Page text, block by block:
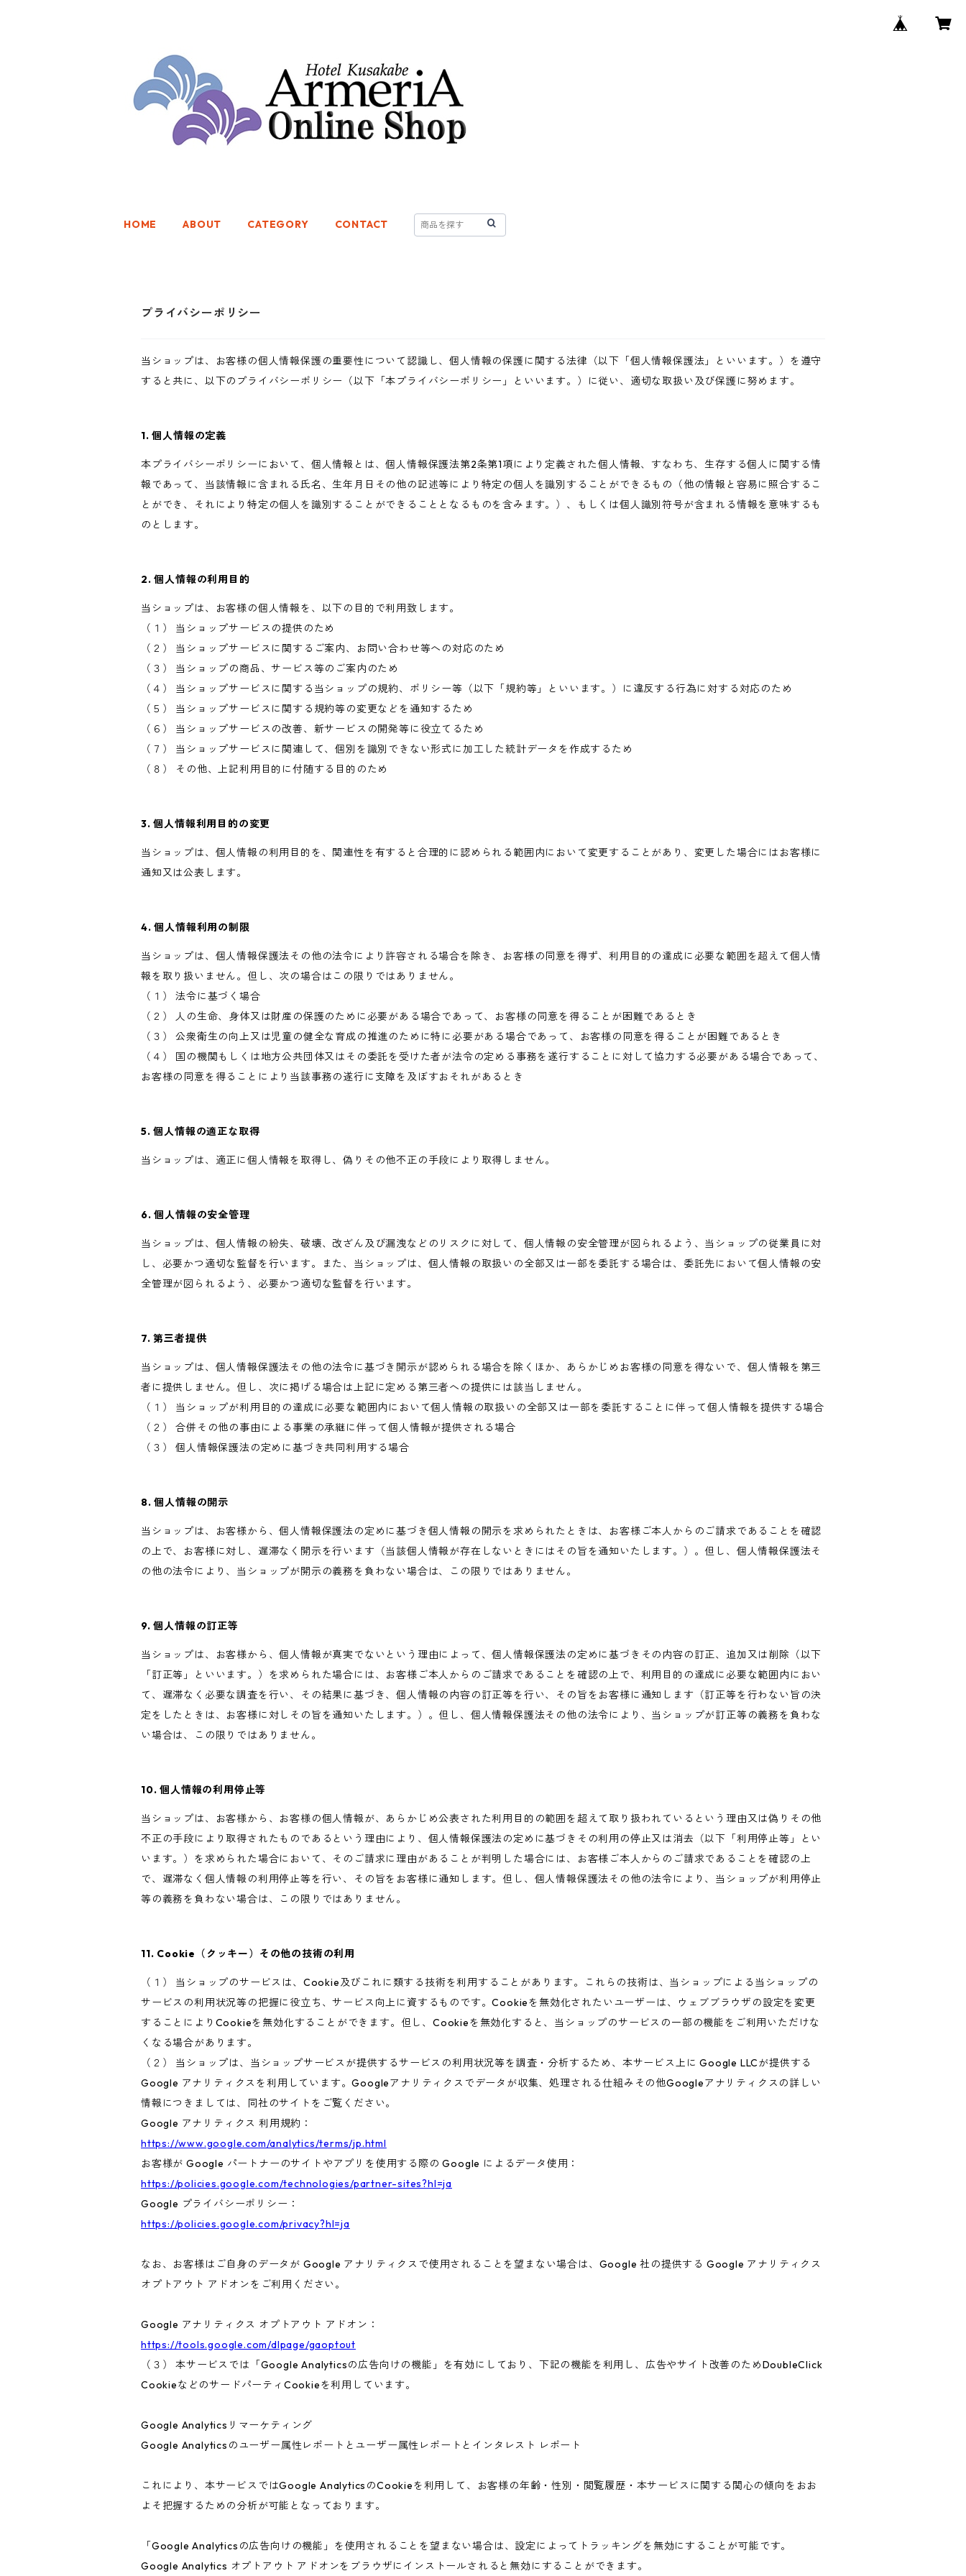
HOME ABOUT CATEGORY CONTACT
プライバシーポリシー
当ショップは、お客様の個人情報保護の重要性について認識し、個人情報の保護に関する法律（以下「個人情報保護法」といいます。）を遵守
すると共に、以下のプライバシーポリシー（以下「本プライバシーポリシー」といいます。）に従い、適切な取扱い及び保護に努めます。
1. 個人情報の定義
本プライバシーポリシーにおいて、個人情報とは、個人情報保護法第2条第1項により定義された個人情報、すなわち、生存する個人に関する情
報であって、当該情報に含まれる氏名、生年月日その他の記述等により特定の個人を識別することができるもの（他の情報と容易に照合するこ
とができ、それにより特定の個人を識別することができることとなるものを含みます。）、もしくは個人識別符号が含まれる情報を意味するも
のとします。
2. 個人情報の利用目的
当ショップは、お客様の個人情報を、以下の目的で利用致します。
（１） 当ショップサービスの提供のため
（２） 当ショップサービスに関するご案内、お問い合わせ等への対応のため
（３） 当ショップの商品、サービス等のご案内のため
（４） 当ショップサービスに関する当ショップの規約、ポリシー等（以下「規約等」といいます。）に違反する行為に対する対応のため
（５） 当ショップサービスに関する規約等の変更などを通知するため
（６） 当ショップサービスの改善、新サービスの開発等に役立てるため
（７） 当ショップサービスに関連して、個別を識別できない形式に加工した統計データを作成するため
（８） その他、上記利用目的に付随する目的のため
3. 個人情報利用目的の変更
当ショップは、個人情報の利用目的を、関連性を有すると合理的に認められる範囲内において変更することがあり、変更した場合にはお客様に
通知又は公表します。
4. 個人情報利用の制限
当ショップは、個人情報保護法その他の法令により許容される場合を除き、お客様の同意を得ず、利用目的の達成に必要な範囲を超えて個人情
報を取り扱いません。但し、次の場合はこの限りではありません。
（１） 法令に基づく場合
（２） 人の生命、身体又は財産の保護のために必要がある場合であって、お客様の同意を得ることが困難であるとき
（３） 公衆衛生の向上又は児童の健全な育成の推進のために特に必要がある場合であって、お客様の同意を得ることが困難であるとき
（４） 国の機関もしくは地方公共団体又はその委託を受けた者が法令の定める事務を遂行することに対して協力する必要がある場合であって、
お客様の同意を得ることにより当該事務の遂行に支障を及ぼすおそれがあるとき
5. 個人情報の適正な取得
当ショップは、適正に個人情報を取得し、偽りその他不正の手段により取得しません。
6. 個人情報の安全管理
当ショップは、個人情報の紛失、破壊、改ざん及び漏洩などのリスクに対して、個人情報の安全管理が図られるよう、当ショップの従業員に対
し、必要かつ適切な監督を行います。また、当ショップは、個人情報の取扱いの全部又は一部を委託する場合は、委託先において個人情報の安
全管理が図られるよう、必要かつ適切な監督を行います。
7. 第三者提供
当ショップは、個人情報保護法その他の法令に基づき開示が認められる場合を除くほか、あらかじめお客様の同意を得ないで、個人情報を第三
者に提供しません。但し、次に掲げる場合は上記に定める第三者への提供には該当しません。
（１） 当ショップが利用目的の達成に必要な範囲内において個人情報の取扱いの全部又は一部を委託することに伴って個人情報を提供する場合
（２） 合併その他の事由による事業の承継に伴って個人情報が提供される場合
（３） 個人情報保護法の定めに基づき共同利用する場合
8. 個人情報の開示
当ショップは、お客様から、個人情報保護法の定めに基づき個人情報の開示を求められたときは、お客様ご本人からのご請求であることを確認
の上で、お客様に対し、遅滞なく開示を行います（当該個人情報が存在しないときにはその旨を通知いたします。）。但し、個人情報保護法そ
の他の法令により、当ショップが開示の義務を負わない場合は、この限りではありません。
9. 個人情報の訂正等
当ショップは、お客様から、個人情報が真実でないという理由によって、個人情報保護法の定めに基づきその内容の訂正、追加又は削除（以下
「訂正等」といいます。）を求められた場合には、お客様ご本人からのご請求であることを確認の上で、利用目的の達成に必要な範囲内におい
て、遅滞なく必要な調査を行い、その結果に基づき、個人情報の内容の訂正等を行い、その旨をお客様に通知します（訂正等を行わない旨の決
定をしたときは、お客様に対しその旨を通知いたします。）。但し、個人情報保護法その他の法令により、当ショップが訂正等の義務を負わな
い場合は、この限りではありません。
10. 個人情報の利用停止等
当ショップは、お客様から、お客様の個人情報が、あらかじめ公表された利用目的の範囲を超えて取り扱われているという理由又は偽りその他
不正の手段により取得されたものであるという理由により、個人情報保護法の定めに基づきその利用の停止又は消去（以下「利用停止等」とい
います。）を求められた場合において、そのご請求に理由があることが判明した場合には、お客様ご本人からのご請求であることを確認の上
で、遅滞なく個人情報の利用停止等を行い、その旨をお客様に通知します。但し、個人情報保護法その他の法令により、当ショップが利用停止
等の義務を負わない場合は、この限りではありません。
11. Cookie（クッキー）その他の技術の利用
（１） 当ショップのサービスは、Cookie及びこれに類する技術を利用することがあります。これらの技術は、当ショップによる当ショップの
サービスの利用状況等の把握に役立ち、サービス向上に資するものです。Cookieを無効化されたいユーザーは、ウェブブラウザの設定を変更
することによりCookieを無効化することができます。但し、Cookieを無効化すると、当ショップのサービスの一部の機能をご利用いただけな
くなる場合があります。
（２） 当ショップは、当ショップサービスが提供するサービスの利用状況等を調査・分析するため、本サービス上に Google LLCが提供する
Google アナリティクスを利用しています。Googleアナリティクスでデータが収集、処理される仕組みその他Googleアナリティクスの詳しい
情報につきましては、同社のサイトをご覧ください。
Google アナリティクス 利用規約：
https://www.google.com/analytics/terms/jp.html
お客様が Google パートナーのサイトやアプリを使用する際の Google によるデータ使用：
https://policies.google.com/technologies/partner-sites?hl=ja
Google プライバシーポリシー：
https://policies.google.com/privacy?hl=ja
なお、お客様はご自身のデータが Google アナリティクスで使用されることを望まない場合は、Google 社の提供する Google アナリティクス
オプトアウト アドオンをご利用ください。
Google アナリティクス オプトアウト アドオン：
https://tools.google.com/dlpage/gaoptout
（３） 本サービスでは「Google Analyticsの広告向けの機能」を有効にしており、下記の機能を利用し、広告やサイト改善のためDoubleClick
CookieなどのサードパーティCookieを利用しています。
Google Analyticsリマーケティング
Google Analyticsのユーザー属性レポートとユーザー属性レポートとインタレスト レポート
これにより、本サービスではGoogle AnalyticsのCookieを利用して、お客様の年齢・性別・閲覧履歴・本サービスに関する関心の傾向をおお
よそ把握するための分析が可能となっております。
「Google Analyticsの広告向けの機能」を使用されることを望まない場合は、設定によってトラッキングを無効にすることが可能です。
Google Analytics オプトアウト アドオンをブラウザにインストールされると無効にすることができます。